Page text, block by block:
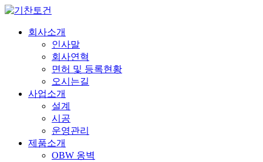
회사소개
인사말
회사연혁
면허 및 등록현황
오시는길
사업소개
설계
시공
운영관리
제품소개
OBW 옹벽